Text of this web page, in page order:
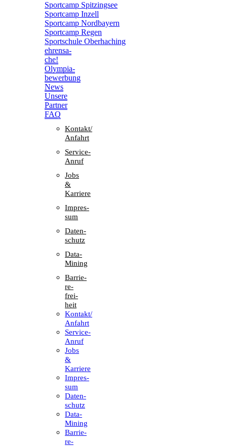
Sport­camp Spitzingsee
Sport­camp Inzell
Sport­camp Nordbayern
Sport­camp Regen
Sport­schule Oberhaching
ehren­sa­
che!
Olym­pia­
be­wer­bung
News
Unsere
Part­ner
FAQ
Kontakt/​​
Anfahrt
Service-
Anruf
Jobs
&
Karriere
Impres­
sum
Daten­
schutz
Data-
Mining
Barrie­
re­
frei­
heit
Kontakt/​​
Anfahrt
Service-
Anruf
Jobs
&
Karriere
Impres­
sum
Daten­
schutz
Data-
Mining
Barrie­
re­